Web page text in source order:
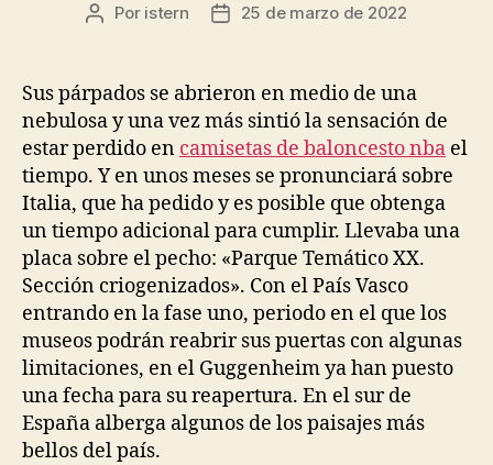
Autor
entrada
Por istern
Fecha
entrada
25 de marzo de 2022
Sus párpados se abrieron en medio de una
nebulosa y una vez más sintió la sensación de
estar perdido en camisetas de baloncesto nba el
tiempo. Y en unos meses se pronunciará sobre
Italia, que ha pedido y es posible que obtenga
un tiempo adicional para cumplir. Llevaba una
placa sobre el pecho: «Parque Temático XX.
Sección criogenizados». Con el País Vasco
entrando en la fase uno, periodo en el que los
museos podrán reabrir sus puertas con algunas
limitaciones, en el Guggenheim ya han puesto
una fecha para su reapertura. En el sur de
España alberga algunos de los paisajes más
bellos del país.